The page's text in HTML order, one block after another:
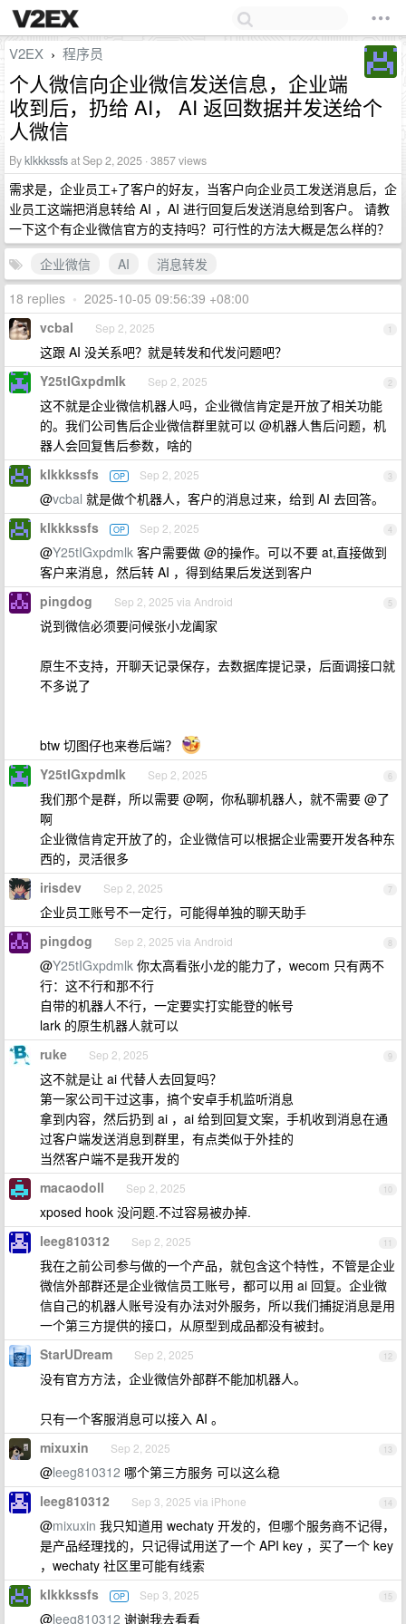
V2EX › 程序员
个人微信向企业微信发送信息，企业端
收到后，扔给 AI， AI 返回数据并发送给个
人微信
Byklkkkssfsat Sep 2, 2025 · 3857 views
需求是，企业员工+了客户的好友，当客户向企业员工发送消息后，企
业员工这端把消息转给 AI ，AI 进行回复后发送消息给到客户。 请教
一下这个有企业微信官方的支持吗？可行性的方法大概是怎么样的？
企业微信
AI
消息转发
18 replies • 2025-10-05 09:56:39 +08:00
1
vcbal Sep 2, 2025
这跟 AI 没关系吧？就是转发和代发问题吧？
2
Y25tIGxpdmlk Sep 2, 2025
这不就是企业微信机器人吗，企业微信肯定是开放了相关功能
的。我们公司售后企业微信群里就可以 @机器人售后问题，机
器人会回复售后参数，啥的
3
klkkkssfs OP Sep 2, 2025
@vcbal 就是做个机器人，客户的消息过来，给到 AI 去回答。
4
klkkkssfs OP Sep 2, 2025
@Y25tIGxpdmlk 客户需要做 @的操作。可以不要 at,直接做到
客户来消息，然后转 AI ，得到结果后发送到客户
5
pingdog Sep 2, 2025 via Android
说到微信必须要问候张小龙阖家
原生不支持，开聊天记录保存，去数据库提记录，后面调接口就
不多说了
btw 切图仔也来卷后端？
6
Y25tIGxpdmlk Sep 2, 2025
我们那个是群，所以需要 @啊，你私聊机器人，就不需要 @了
啊
企业微信肯定开放了的，企业微信可以根据企业需要开发各种东
西的，灵活很多
7
irisdev Sep 2, 2025
企业员工账号不一定行，可能得单独的聊天助手
8
pingdog Sep 2, 2025 via Android
@Y25tIGxpdmlk 你太高看张小龙的能力了，wecom 只有两不
行：这不行和那不行
自带的机器人不行，一定要实打实能登的帐号
lark 的原生机器人就可以
9
ruke Sep 2, 2025
这不就是让 ai 代替人去回复吗？
第一家公司干过这事，搞个安卓手机监听消息
拿到内容，然后扔到 ai ，ai 给到回复文案，手机收到消息在通
过客户端发送消息到群里，有点类似于外挂的
当然客户端不是我开发的
10
macaodoll Sep 2, 2025
xposed hook 没问题.不过容易被办掉.
11
leeg810312 Sep 2, 2025
我在之前公司参与做的一个产品，就包含这个特性，不管是企业
微信外部群还是企业微信员工账号，都可以用 ai 回复。企业微
信自己的机器人账号没有办法对外服务，所以我们捕捉消息是用
一个第三方提供的接口，从原型到成品都没有被封。
12
StarUDream Sep 2, 2025
没有官方方法，企业微信外部群不能加机器人。
只有一个客服消息可以接入 AI 。
13
mixuxin Sep 2, 2025
@leeg810312 哪个第三方服务 可以这么稳
14
leeg810312 Sep 3, 2025 via iPhone
@mixuxin 我只知道用 wechaty 开发的，但哪个服务商不记得，
是产品经理找的，只记得试用送了一个 API key ，买了一个 key
，wechaty 社区里可能有线索
15
klkkkssfs OP Sep 3, 2025
@leeg810312 谢谢我去看看